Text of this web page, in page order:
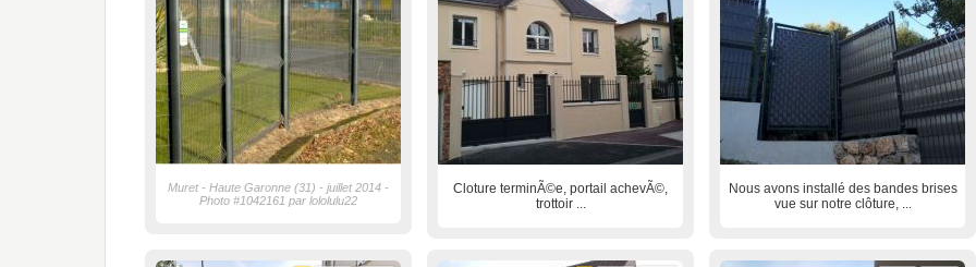
Muret - Haute Garonne (31) - juillet 2014 -
Photo #1042161 par lololulu22
Cloture terminÃ©e, portail achevÃ©,
trottoir ...
Nous avons installé des bandes brises
vue sur notre clôture, ...